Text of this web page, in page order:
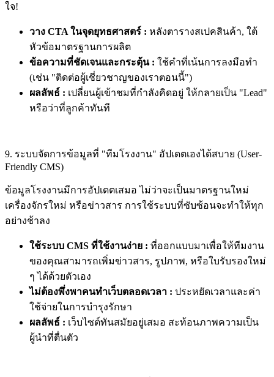
ใจ!
วาง CTA ในจุดยุทธศาสตร์ : หลังตารางสเปคสินค้า, ใต้
หัวข้อมาตรฐานการผลิต
ข้อความที่ชัดเจนและกระตุ้น : ใช้คำที่เน้นการลงมือทำ
(เช่น "ติดต่อผู้เชี่ยวชาญของเราตอนนี้")
ผลลัพธ์ : เปลี่ยนผู้เข้าชมที่กำลังคิดอยู่ ให้กลายเป็น "Lead"
หรือว่าที่ลูกค้าทันที
9. ระบบจัดการข้อมูลที่ "ทีมโรงงาน" อัปเดตเองได้สบาย (User-
Friendly CMS)
ข้อมูลโรงงานมีการอัปเดตเสมอ ไม่ว่าจะเป็นมาตรฐานใหม่
เครื่องจักรใหม่ หรือข่าวสาร การใช้ระบบที่ซับซ้อนจะทำให้ทุก
อย่างช้าลง
ใช้ระบบ CMS ที่ใช้งานง่าย : ที่ออกแบบมาเพื่อให้ทีมงาน
ของคุณสามารถเพิ่มข่าวสาร, รูปภาพ, หรือใบรับรองใหม่
ๆ ได้ด้วยตัวเอง
ไม่ต้องพึ่งพาคนทำเว็บตลอดเวลา : ประหยัดเวลาและค่า
ใช้จ่ายในการบำรุงรักษา
ผลลัพธ์ : เว็บไซต์ทันสมัยอยู่เสมอ สะท้อนภาพความเป็น
ผู้นำที่ตื่นตัว